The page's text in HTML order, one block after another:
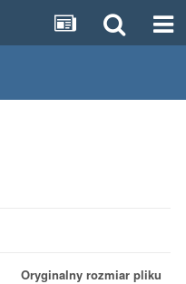
Oryginalny rozmiar pliku